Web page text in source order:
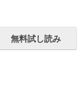
無料試し読み